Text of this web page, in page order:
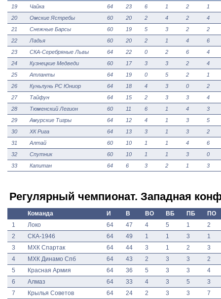
19
Чайка 64 23 6 1 2
1
20
Омские Ястребы 60 20 2 4 2
4
21
Снежные Барсы 60 19 5 3 2
2
22
Ладья 60 20 2 1 4
6
23
СКА-Серебряные Львы 64 22 0 2 6
4
24
Кузнецкие Медведи 60 17 3 3 2
4
25
Атланты 64 19 0 5 2
1
26
Куньлунь РС Юниор 64 18 4 3 0
2
27
Тайфун 64 15 2 3 3
4
28
Тюменский Легион 60 11 6 1 4
3
29
Амурские Тигры 64 12 4 1 3
5
30
ХК Рига 64 13 3 1 3
2
31
Алтай 60 10 1 1 4
6
32
Спутник 60 10 1 1 3
0
33
Капитан 64 6 3 2 1 3
Регулярный чемпионат. Западная
Команда И В ВО ВБ ПБ
ПО
1
Локо 64 47 4 5 1
2
2
СКА-1946 64 49 1 1 3
1
3
МХК Спартак 64 44 3 1 2
3
4
МХК Динамо Спб 64 43 2 3 3
2
5
Красная Армия 64 36 5 3 3
4
6
Алмаз 64 33 4 3 5
3
7
Крылья Советов 64 24 2 3 3
7